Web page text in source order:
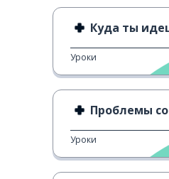
Куда ты
Уроки
Проблемы
Уроки